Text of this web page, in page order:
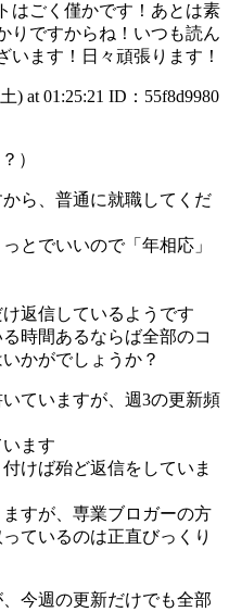
はごく僅かです！あとは素
りですからね！いつも読ん
います！日々頑張ります！
) at 01:25:21 ID：55f8d9980
）
ら、普通に就職してくだ
とでいいので「年相応」
返信しているようです
時間あるならば全部のコ
かがでしょうか？
ていますが、週3の更新頻
ます
けば殆ど返信をしていま
すが、専業ブロガーの方
ているのは正直びっくり
今週の更新だけでも全部